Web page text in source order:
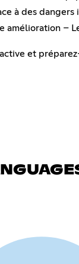
à des
–
et